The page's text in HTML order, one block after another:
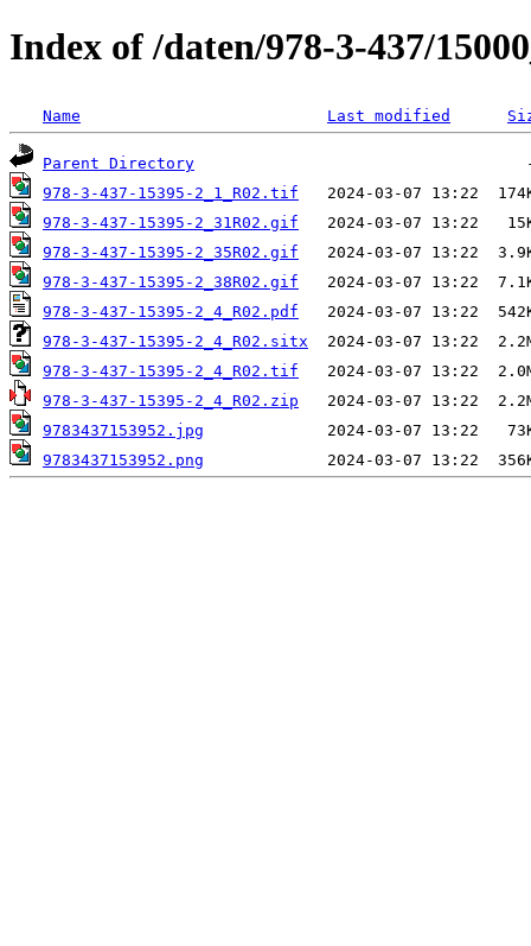
Index of /daten/978-3-437/
Name Last modified
Parent Directory
978-3-437-15395-2_1_R02.tif
978-3-437-15395-2_31R02.gif
978-3-437-15395-2_35R02.gif
978-3-437-15395-2_38R02.gif
978-3-437-15395-2_4_R02.pdf
978-3-437-15395-2_4_R02.sitx
978-3-437-15395-2_4_R02.tif
978-3-437-15395-2_4_R02.zip
9783437153952.jpg
9783437153952.png